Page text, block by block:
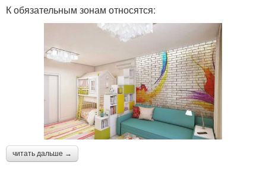
К обязательным зонам относятся:
читать дальше →